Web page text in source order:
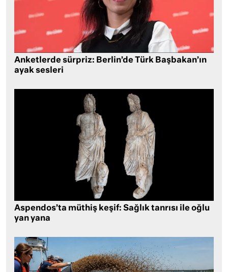
Anketlerde sürpriz: Berlin’de Türk Başbakan’ın
ayak sesleri
Aspendos’ta müthiş keşif: Sağlık tanrısı ile oğlu
yan yana